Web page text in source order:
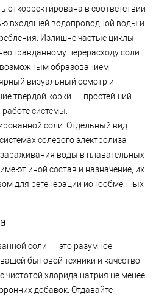
откорректирована в соответствии
входящей водопроводной воды и
Излишне частые циклы
перерасходу соли.
возможным образованием
визуальный осмотр и
твердой корки — простейший
системы.
соли. Отдельный вид
солевого электролиза
воды в плавательных
иной состав и назначение, их
для регенерации ионообменных
соли — это разумное
бытовой техники и качество
чистотой хлорида натрия не менее
добавок. Отдавайте